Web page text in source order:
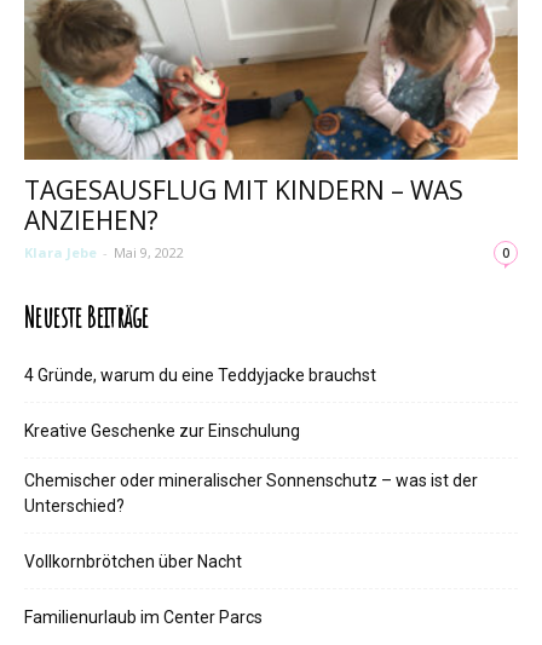
TAGESAUSFLUG MIT KINDERN – WAS
ANZIEHEN?
Klara Jebe - Mai 9, 2022 0
Neueste Beiträge
4 Gründe, warum du eine Teddyjacke brauchst
Kreative Geschenke zur Einschulung
Chemischer oder mineralischer Sonnenschutz – was ist der
Unterschied?
Vollkornbrötchen über Nacht
Familienurlaub im Center Parcs